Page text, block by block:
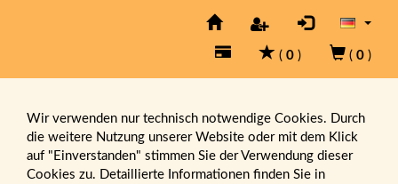
( 0 ) ( 0 )
Wir verwenden nur technisch notwendige Cookies. Durch
die weitere Nutzung unserer Website oder mit dem Klick
auf "Einverstanden" stimmen Sie der Verwendung dieser
Cookies zu. Detaillierte Informationen finden Sie in